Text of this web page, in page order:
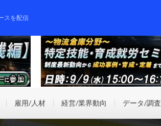
スを配信
雇用/人材 経営/業界動向 データ/調査